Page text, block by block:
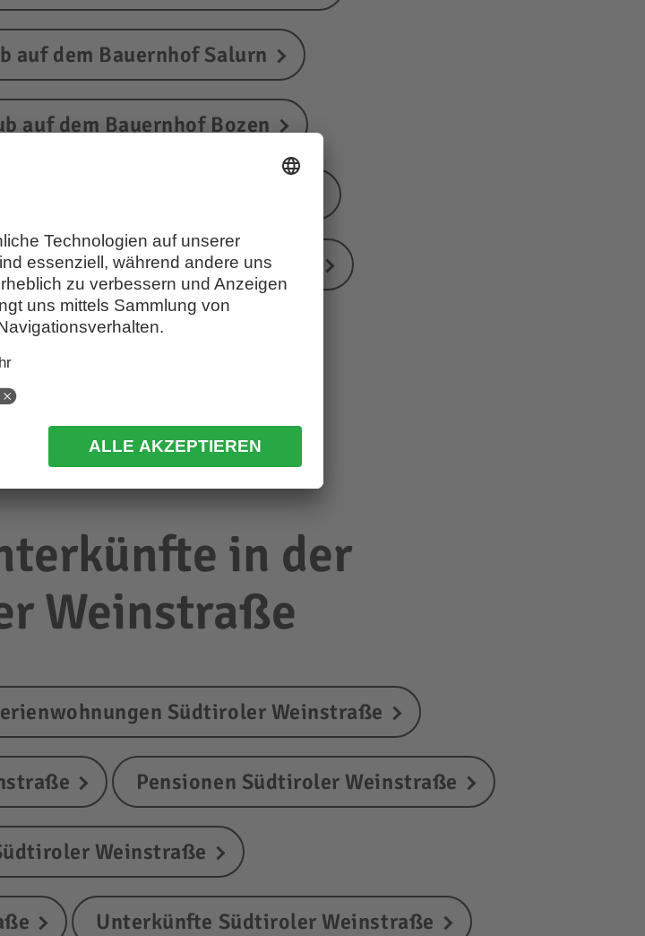
auf dem Bauernhof Salurn
auf dem Bauernhof Bozen
auf dem Bauernhof Branzoll
in der
Weinstraße
Südtiroler Weinstraße
Pensionen Südtiroler Weinstraße
Weinstraße
Unterkünfte Südtiroler Weinstraße